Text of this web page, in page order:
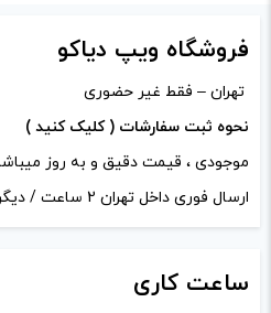
وات: 5-60 وات
فروشگاه ویپ دیاکو
تهران – فقط غیر حضوری
نحوه ثبت سفارشات ( کلیک کنید )
موجودی ، قیمت دقیق و به روز
ارسال فوری داخل تهران 2 ساعت / دیگر شهرها 2 تا 4 روز
ساعت کاری